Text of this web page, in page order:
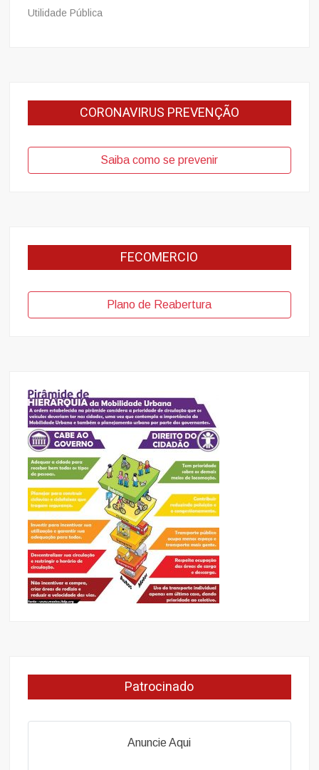
Utilidade Pública
CORONAVIRUS PREVENÇÃO
Saiba como se prevenir
FECOMERCIO
Plano de Reabertura
Patrocinado
Anuncie Aqui